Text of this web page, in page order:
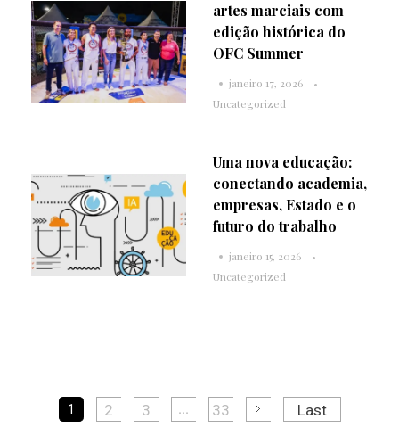
artes marciais com
edição histórica do
OFC Summer
janeiro 17, 2026
Uncategorized
Uma nova educação:
conectando academia,
empresas, Estado e o
futuro do trabalho
janeiro 15, 2026
Uncategorized
1 2 3 ... 33 Last